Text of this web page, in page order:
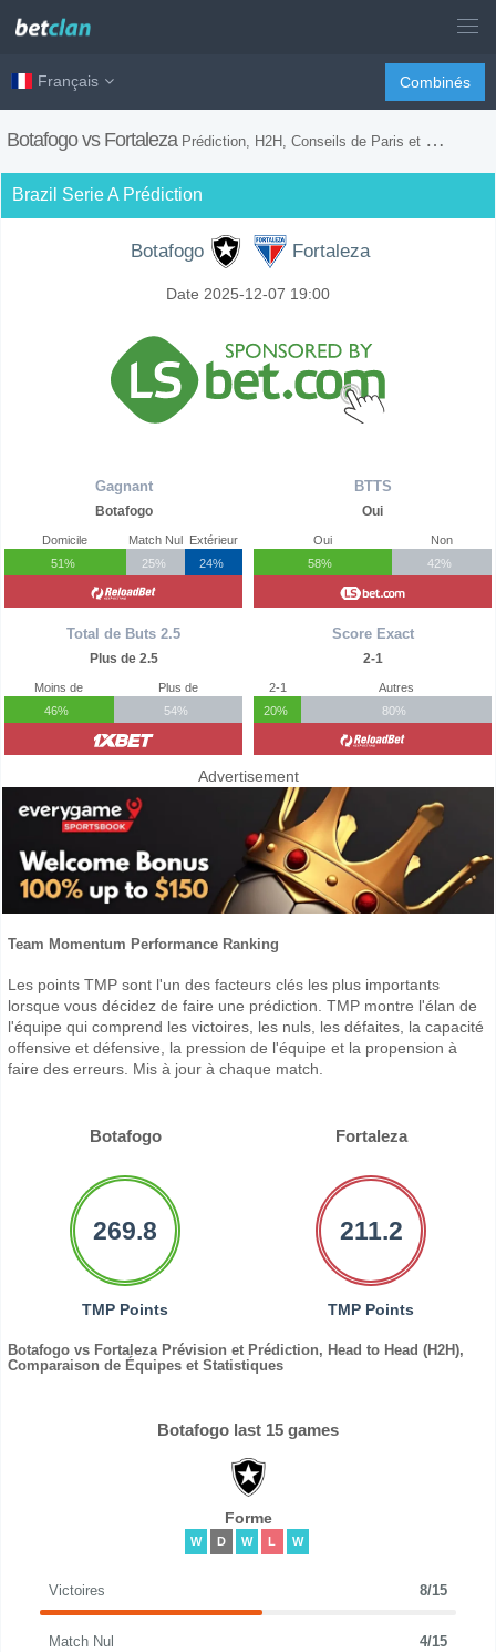
Français Combinés
Botafogo vs Fortaleza Prédiction, H2H, Conseils de Paris et Prévision du Match
Brazil Serie A Prédiction
Botafogo Fortaleza
Date 2025-12-07 19:00
Gagnant
Botafogo
Domicile
51%
Match Nul
25%
Extérieur
24%
Total de Buts 2.5
Plus de 2.5
Moins de
46%
Plus de
54%
BTTS
Oui
Oui
58%
Non
42%
Score Exact
2-1
2-1
20%
Autres
80%
Advertisement
Team Momentum Performance Ranking
Les points TMP sont l'un des facteurs clés les plus importants
lorsque vous décidez de faire une prédiction. TMP montre l'élan de
l'équipe qui comprend les victoires, les nuls, les défaites, la capacité
offensive et défensive, la pression de l'équipe et la propension à
faire des erreurs. Mis à jour à chaque match.
Botafogo Fortaleza
269.8
TMP Points
211.2
TMP Points
Botafogo vs Fortaleza Prévision et Prédiction, Head to Head (H2H),
Comparaison de Équipes et Statistiques
Botafogo last 15 games
Forme
W D W L W
Victoires 8/15
Match Nul 4/15